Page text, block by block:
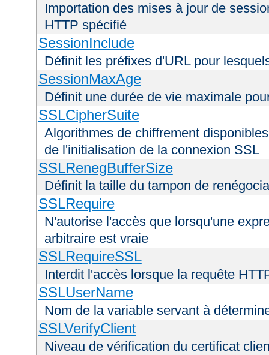
Importation des mises à jour de
HTTP spécifié
SessionInclude
Définit les préfixes d'URL pour
SessionMaxAge
Définit une durée de vie maximale
SSLCipherSuite
Algorithmes de chiffrement
de l'initialisation de la connexion SSL
SSLRenegBufferSize
Définit la taille du tampon de
SSLRequire
N'autorise l'accès que lorsqu'une
arbitraire est vraie
SSLRequireSSL
Interdit l'accès lorsque la requête
SSLUserName
Nom de la variable servant à
SSLVerifyClient
Niveau de vérification du certificat